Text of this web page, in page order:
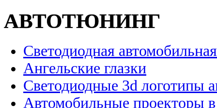
АВТОТЮНИНГ
Светодиодная
Ангельские глазки
Светодиодные 3d логотипы
Автомобильные проекторы